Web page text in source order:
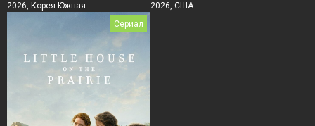
2026, Корея Южная
2026, США
Сериал